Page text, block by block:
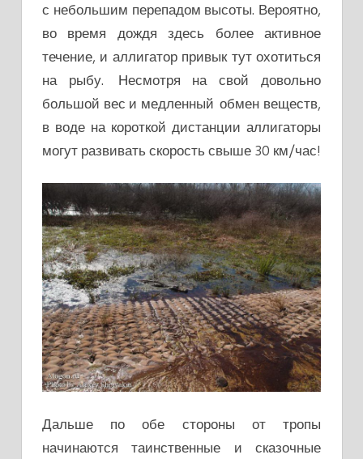
с небольшим перепадом высоты. Вероятно,
во время дождя здесь более активное
течение, и аллигатор привык тут охотиться
на рыбу. Несмотря на свой довольно
большой вес и медленный обмен веществ,
в воде на короткой дистанции аллигаторы
могут развивать скорость свыше 30 км/час!
Дальше по обе стороны от тропы
начинаются таинственные и сказочные